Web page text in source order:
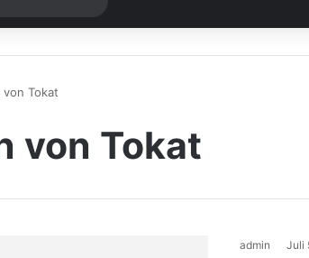
nach
von Tokat
von Tokat
admin Juli